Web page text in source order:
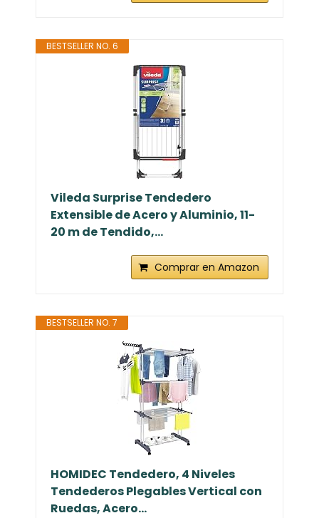
BESTSELLER NO. 6
Vileda Surprise Tendedero
Extensible de Acero y Aluminio, 11-
20 m de Tendido,...
Comprar en Amazon
BESTSELLER NO. 7
HOMIDEC Tendedero, 4 Niveles
Tendederos Plegables Vertical con
Ruedas, Acero...